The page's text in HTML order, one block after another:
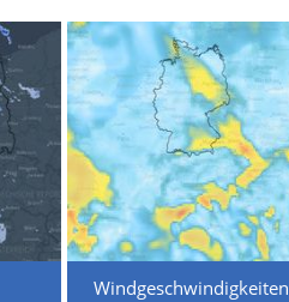
Windgeschwindigkeiten